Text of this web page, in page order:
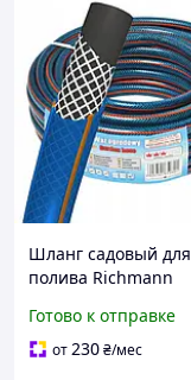
Шланг садовый для
полива Richmann
(C5062)
Готово к отправке
от230₴/мес